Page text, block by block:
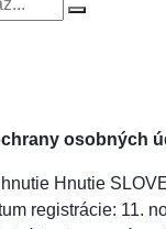
osobných
Hnutie
registrácie: 11.